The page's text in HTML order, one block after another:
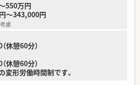
550万円
～343,000円
慮
休憩60分）
休憩60分）
形労働時間制です。